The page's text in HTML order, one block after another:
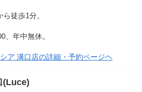
徒歩1分。
、年中無休。
ア 溝口店の詳細・予約ページヘ
(Luce)